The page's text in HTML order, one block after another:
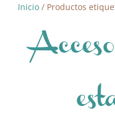
Inicio / Productos